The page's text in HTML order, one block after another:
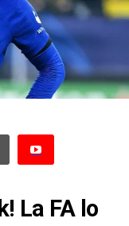
La FA lo